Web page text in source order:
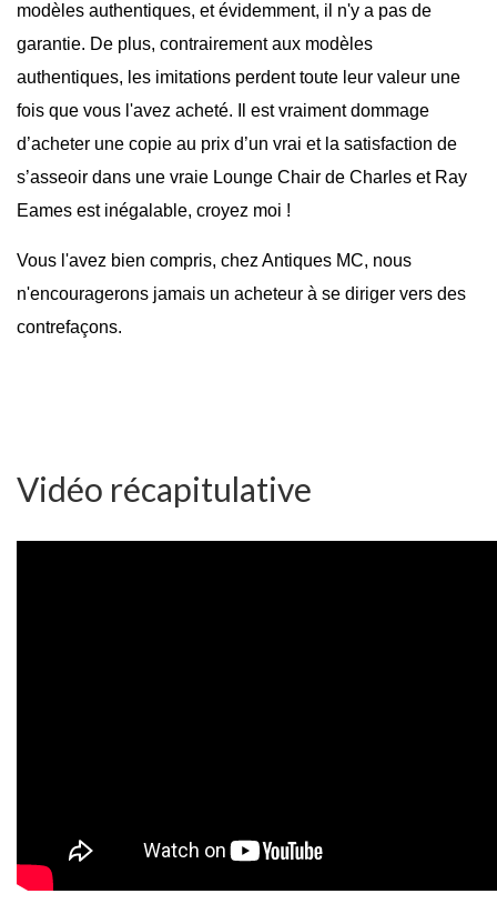
modèles authentiques, et évidemment, il n'y a pas de
garantie. De plus, contrairement aux modèles
authentiques, les imitations perdent toute leur valeur une
fois que vous l'avez acheté. Il est vraiment dommage
d’acheter une copie au prix d’un vrai et la satisfaction de
s’asseoir dans une vraie Lounge Chair de Charles et Ray
Eames est inégalable, croyez moi !
Vous l'avez bien compris, chez Antiques MC, nous
n'encouragerons jamais un acheteur à se diriger vers des
contrefaçons.
Vidéo récapitulative